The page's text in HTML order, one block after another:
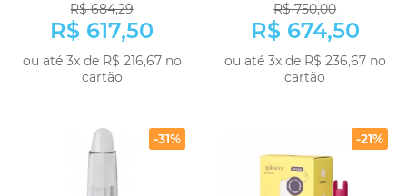
R$ 684,29
R$ 617,50
ou até 3x de R$ 216,67 no
cartão
R$ 750,00
R$ 674,50
ou até 3x de R$ 236,67 no
cartão
-31% -21%